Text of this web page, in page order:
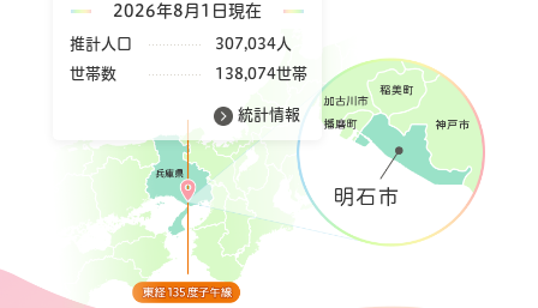
2026年8月1日現在
推計人口
307,034人
世帯数
138,074世帯
統計情報